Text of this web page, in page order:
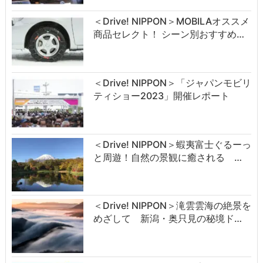
＜Drive! NIPPON＞MOBILAオススメ
商品セレクト！ シーン別おすすめ…
＜Drive! NIPPON＞「ジャパンモビリ
ティショー2023」開催レポート
＜Drive! NIPPON＞蝦夷富士ぐるーっ
と周遊！自然の景観に癒される …
＜Drive! NIPPON＞滝雲雲海の絶景を
めざして 新潟・奥只見の秘境ド…